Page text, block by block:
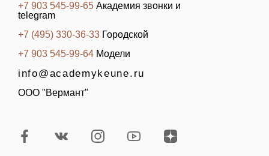
+7 903 545-99-65 Академия звонки и
telegram
+7 (495) 330-36-33 Городской
+7 903 545-99-64 Модели
info@academykeune.ru
ООО "Вермант"